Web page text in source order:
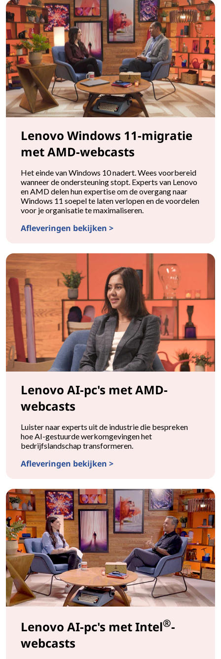
Lenovo Windows 11-migratie
met AMD-webcasts
Het einde van Windows 10 nadert. Wees voorbereid
wanneer de ondersteuning stopt. Experts van Lenovo
en AMD delen hun expertise om de overgang naar
Windows 11 soepel te laten verlopen en de voordelen
voor je organisatie te maximaliseren.
Afleveringen bekijken >
Lenovo AI-pc's met AMD-
webcasts
Luister naar experts uit de industrie die bespreken
hoe AI-gestuurde werkomgevingen het
bedrijfslandschap transformeren.
Afleveringen bekijken >
Lenovo AI-pc's met Intel®-
webcasts